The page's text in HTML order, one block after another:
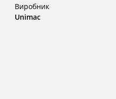
Виробник
Unimac